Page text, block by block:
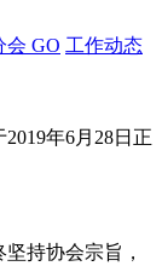
会 GO 工作动态
年6月28日正
持协会宗旨，